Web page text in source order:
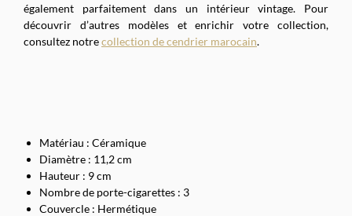
également parfaitement dans un intérieur vintage. Pour
découvrir d’autres modèles et enrichir votre collection,
consultez notrecollection de cendrier marocain.
Matériau : Céramique
Diamètre : 11,2 cm
Hauteur : 9 cm
Nombre de porte-cigarettes : 3
Couvercle : Hermétique